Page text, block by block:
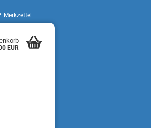
Merkzettel
EUR